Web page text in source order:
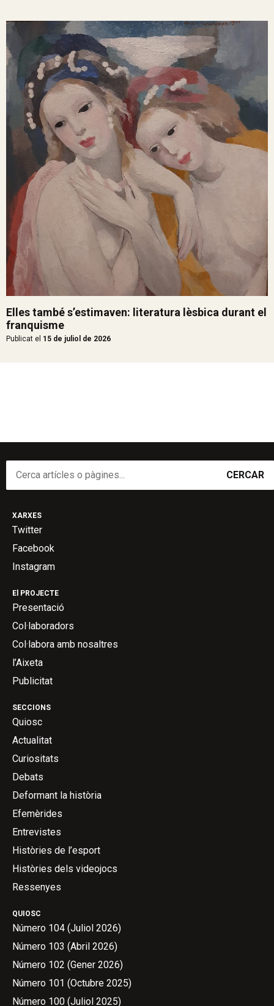
Elles també s’estimaven: literatura lèsbica durant el
franquisme
Publicat el 15 de juliol de 2026
CERCAR
QUIOSC
Número 104 (Juliol 2026)
Número 103 (Abril 2026)
Número 102 (Gener 2026)
Número 101 (Octubre 2025)
Número 100 (Juliol 2025)
SECCIONS
Quiosc
Actualitat
Curiositats
Debats
Deformant la història
Efemèrides
Entrevistes
Històries de l’esport
Històries dels videojocs
Ressenyes
El PROJECTE
Presentació
Col·laboradors
Col·labora amb nosaltres
l’Aixeta
Publicitat
XARXES
Twitter
Facebook
Instagram